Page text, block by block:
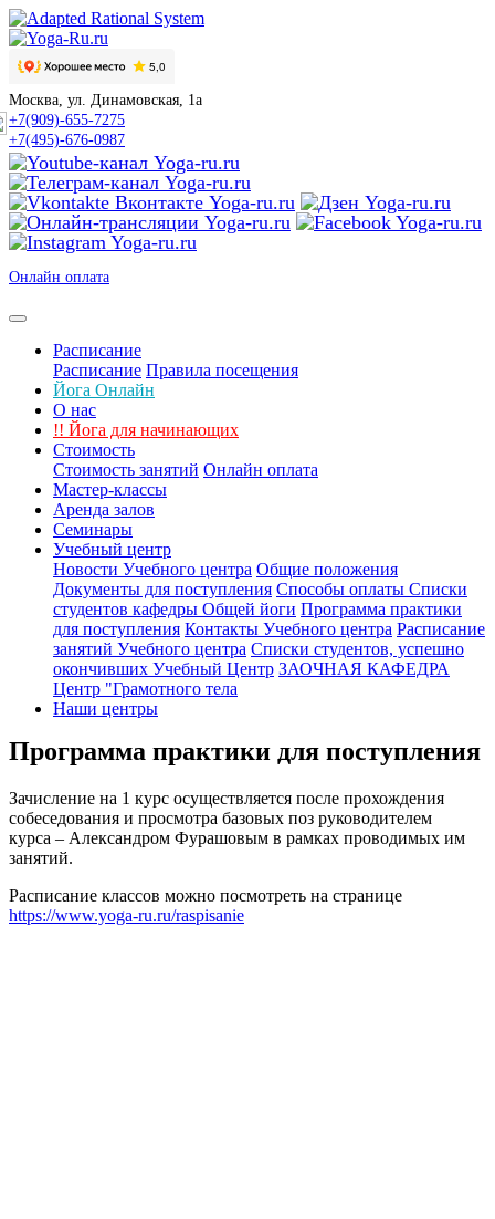
Москва, ул. Динамовская, 1а
+7(909)-655-7275
+7(495)-676-0987
Онлайн оплата
Расписание
Расписание Правила посещения
Йога Онлайн
О нас
!! Йога для начинающих
Стоимость
Стоимость занятий Онлайн оплата
Мастер-классы
Аренда залов
Семинары
Учебный центр
Новости Учебного центра Общие положения
Документы для поступления Способы оплаты Списки
студентов кафедры Общей йоги Программа практики
для поступления Контакты Учебного центра Расписание
занятий Учебного центра Списки студентов, успешно
окончивших Учебный Центр ЗАОЧНАЯ КАФЕДРА
Центр "Грамотного тела
Наши центры
Программа практики для поступления
Зачисление на 1 курс осуществляется после прохождения
собеседования и просмотра базовых поз руководителем
курса – Александром Фурашовым в рамках проводимых им
занятий.
Расписание классов можно посмотреть на странице
https://www.yoga-ru.ru/raspisanie